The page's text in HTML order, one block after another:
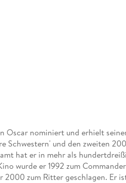
Oscar nominiert und erhielt
Schwestern' und den zweiten
hat er in mehr als
wurde er 1992 zum
2000 zum Ritter geschlagen. Er